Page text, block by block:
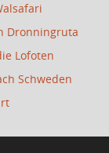
Dronningruta
Lofoten
Schweden